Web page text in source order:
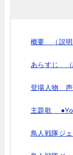
概要 （説明
あらすじ （
登場人物 声
主題歌
鳥人戦隊ジ